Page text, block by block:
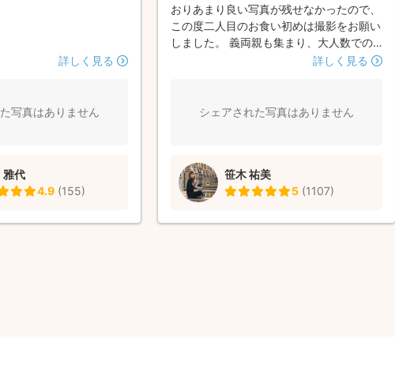
詳しく見る
写真はありません
代
4.9 (155)
おりあまり良い写真が残せなかったので、
この度二人目のお食い初めは撮影をお願い
しました。 義両親も集まり、大人数での
お祝いになりましたが、それぞれの自然な
作法も説明していただいたり、色々な角度
詳しく見る
シェアされた写真はありません
笹木 祐美
5 (1107)